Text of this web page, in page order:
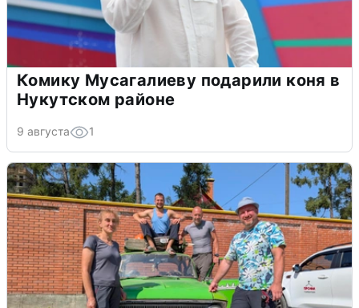
Комику Мусагалиеву подарили коня в
Нукутском районе
9 августа 1